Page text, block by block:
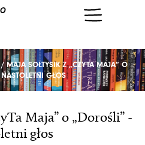
MAJA SOŁTYSIK Z „CZYTA MAJA” O
GŁOS
Maja” o „Dorośli” -
głos